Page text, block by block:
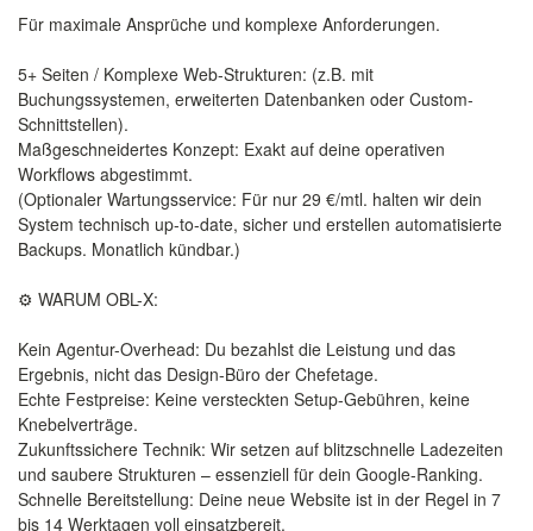
Für maximale Ansprüche und komplexe Anforderungen.
5+ Seiten / Komplexe Web-Strukturen: (z.B. mit
Buchungssystemen, erweiterten Datenbanken oder Custom-
Schnittstellen).
Maßgeschneidertes Konzept: Exakt auf deine operativen
Workflows abgestimmt.
(Optionaler Wartungsservice: Für nur 29 €/mtl. halten wir dein
System technisch up-to-date, sicher und erstellen automatisierte
Backups. Monatlich kündbar.)
⚙️ WARUM OBL-X:
Kein Agentur-Overhead: Du bezahlst die Leistung und das
Ergebnis, nicht das Design-Büro der Chefetage.
Echte Festpreise: Keine versteckten Setup-Gebühren, keine
Knebelverträge.
Zukunftssichere Technik: Wir setzen auf blitzschnelle Ladezeiten
und saubere Strukturen – essenziell für dein Google-Ranking.
Schnelle Bereitstellung: Deine neue Website ist in der Regel in 7
bis 14 Werktagen voll einsatzbereit.